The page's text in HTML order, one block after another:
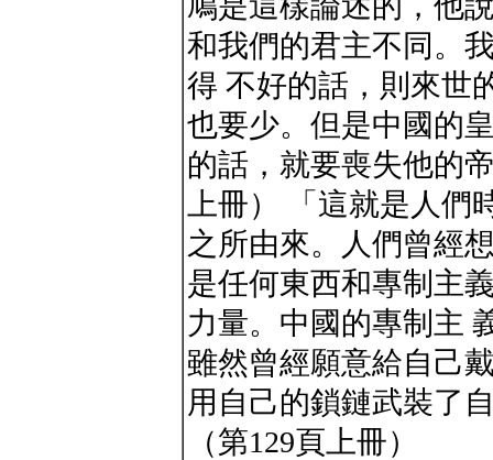
和我們的君主不同。
得 不好的話，則來世
也要少。但是中國的
的話，就要喪失他的
上冊） 「這就是人
之所由來。人們曾經
是任何東西和專制主
力量。中國的專制主
雖然曾經願意給自己
用自己的鎖鏈武裝了
（第129頁上冊）